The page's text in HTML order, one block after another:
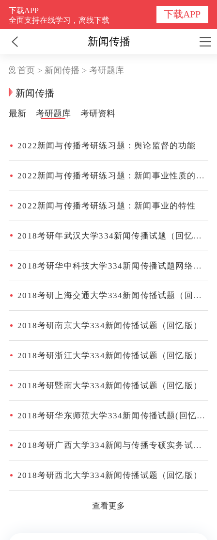
下载APP
全面支持在线学习，离线下载
下载APP
新闻传播
首页 > 新闻传播 > 考研题库
新闻传播
最新 考研题库 考研资料
2022新闻与传播考研练习题：舆论监督的功能
2022新闻与传播考研练习题：新闻事业性质的二重性
2022新闻与传播考研练习题：新闻事业的特性
2018考研年武汉大学334新闻传播试题（回忆版）
2018考研华中科技大学334新闻传播试题网络传播部分（回忆版）
2018考研上海交通大学334新闻传播试题（回忆版）
2018考研南京大学334新闻传播试题（回忆版）
2018考研浙江大学334新闻传播试题（回忆版）
2018考研暨南大学334新闻传播试题（回忆版）
2018考研华东师范大学334新闻传播试题(回忆版)
2018考研广西大学334新闻与传播专硕实务试题（回忆版）
2018考研西北大学334新闻传播试题（回忆版）
查看更多